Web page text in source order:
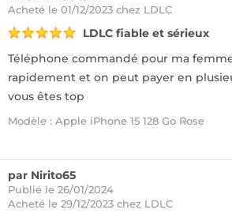
Acheté le 01/12/2023 chez LDLC
LDLC fiable et sérieux
Téléphone commandé pour ma
rapidement et on peut payer en
vous êtes top
Modèle : Apple iPhone 15 128 Go Rose
par Nirito65
Publié le 26/01/2024
Acheté le 29/12/2023 chez LDLC